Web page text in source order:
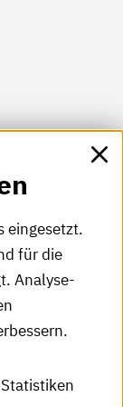
eingesetzt.
für die
Analyse-
Statistiken